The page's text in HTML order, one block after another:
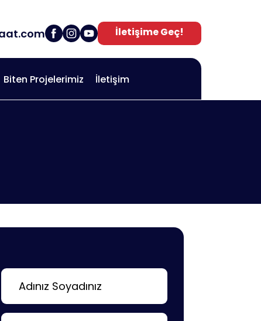
İletişime Geç!
Biten Projelerimiz İletişim